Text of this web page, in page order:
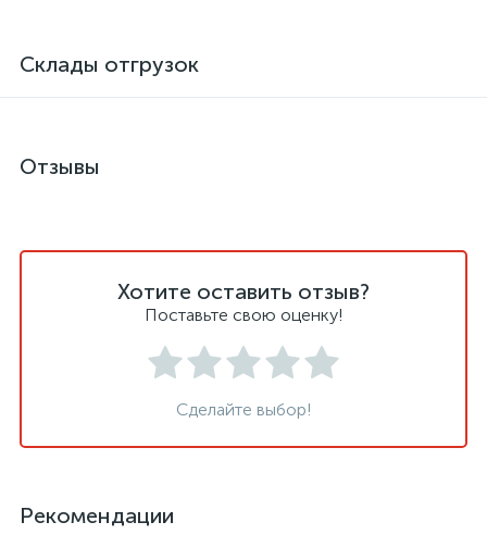
Склады отгрузок
Отзывы
Хотите оставить отзыв?
Поставьте свою оценку!
Сделайте выбор!
Рекомендации